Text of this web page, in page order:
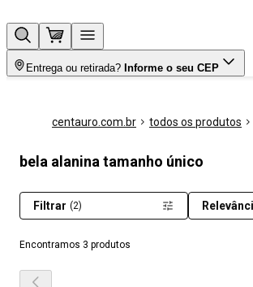
Entrega ou retirada? Informe o seu CEP
centauro.com.br todos os produtos
bela alanina tamanho único
Encontramos 3 produtos
Filtrar (2)